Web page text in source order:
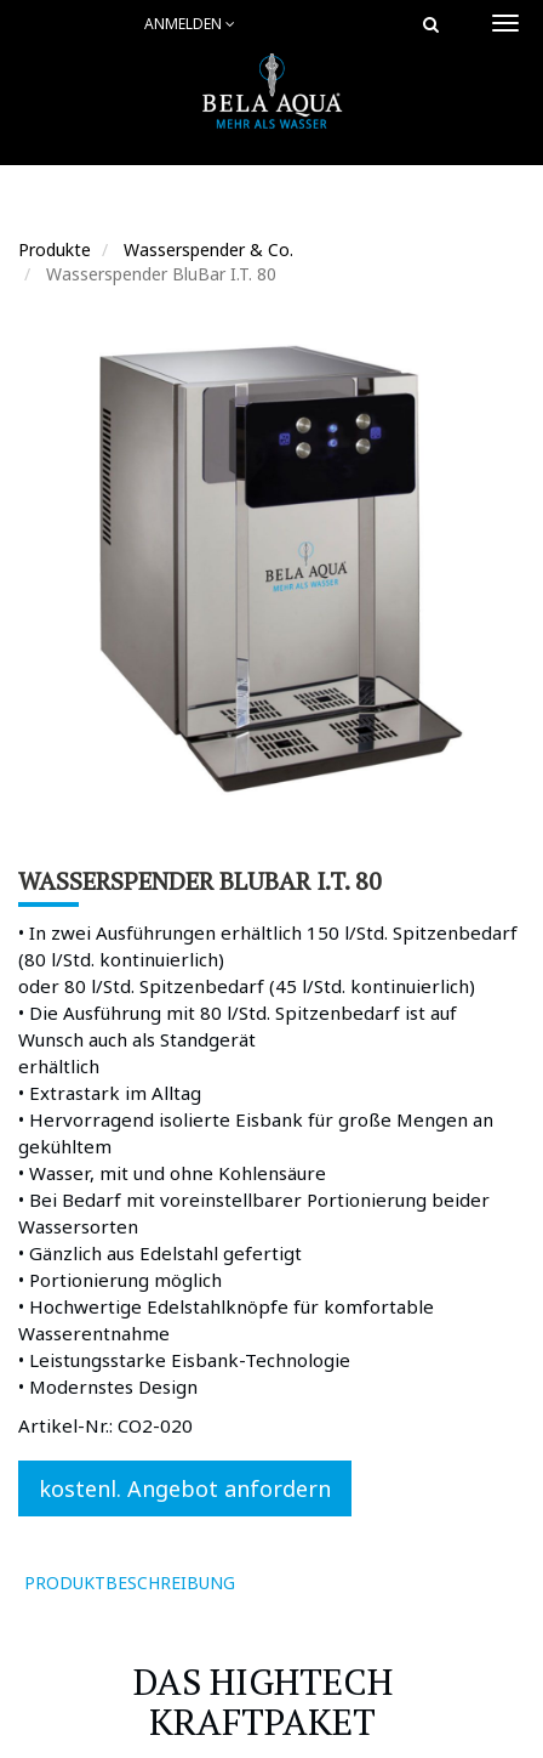
ANMELDEN
Produkte
Wasserspender & Co.
Wasserspender BluBar I.T. 80
WASSERSPENDER BLUBAR I.T. 80
• In zwei Ausführungen erhältlich 150 l/Std. Spitzenbedarf
(80 l/Std. kontinuierlich)
oder 80 l/Std. Spitzenbedarf (45 l/Std. kontinuierlich)
• Die Ausführung mit 80 l/Std. Spitzenbedarf ist auf
Wunsch auch als Standgerät
erhältlich
• Extrastark im Alltag
• Hervorragend isolierte Eisbank für große Mengen an
gekühltem
• Wasser, mit und ohne Kohlensäure
• Bei Bedarf mit voreinstellbarer Portionierung beider
Wassersorten
• Gänzlich aus Edelstahl gefertigt
• Portionierung möglich
• Hochwertige Edelstahlknöpfe für komfortable
Wasserentnahme
• Leistungsstarke Eisbank-Technologie
• Modernstes Design
Artikel-Nr.: CO2-020
kostenl. Angebot anfordern
PRODUKTBESCHREIBUNG
DAS HIGHTECH
KRAFTPAKET